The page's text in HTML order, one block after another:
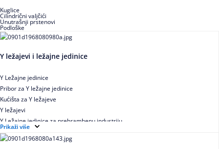
Kuglice
Cilindrični valjčići
Unutrašnji prstenovi
Podloške
Y ležajevi i ležajne jedinice
Y Ležajne jedinice
Pribor za Y ležajne jedinice
Kućišta za Y ležajeve
Y ležajevi
Y Ležajne jedinice za prehrambenu industriju
Ležajne jedinice sa valjkastim ležajevima
Prikaži više